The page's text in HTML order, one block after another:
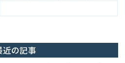
近の記事